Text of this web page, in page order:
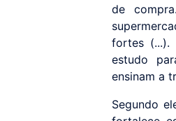
de
fortes (...).
estudo
ensinam a
Segundo